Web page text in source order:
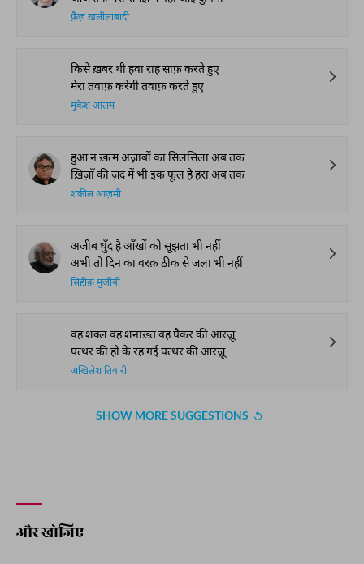
The Urdu Game That
Gave Us Antakshari |
Bait Bazi Explained
The Secret History of
Thumri: From
Kazmi and
हमारी पसंद
आज तक मेरी समझ में नहीं आई दुनिया
फ़ैज़ ख़लीलाबादी
मेरा तवाफ़ करेगी तवाफ़ करते हुए
मुकेश आलम
ख़िज़ाँ की ज़द में भी इक फूल है हरा अब तक
सिद्दीक़ मुजीबी